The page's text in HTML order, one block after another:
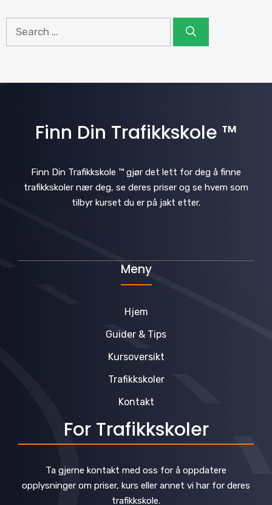
Search
Finn Din Trafikkskole ™
Finn Din Trafikkskole ™ gjør det lett for deg å finne
trafikkskoler nær deg, se deres priser og se hvem som
tilbyr kurset du er på jakt etter.
Meny
Hjem
Guider & Tips
Kursoversikt
Trafikkskoler
Kontakt
For Trafikkskoler
Ta gjerne kontakt med oss for å oppdatere
opplysninger om priser, kurs eller annet vi har for deres
trafikkskole.